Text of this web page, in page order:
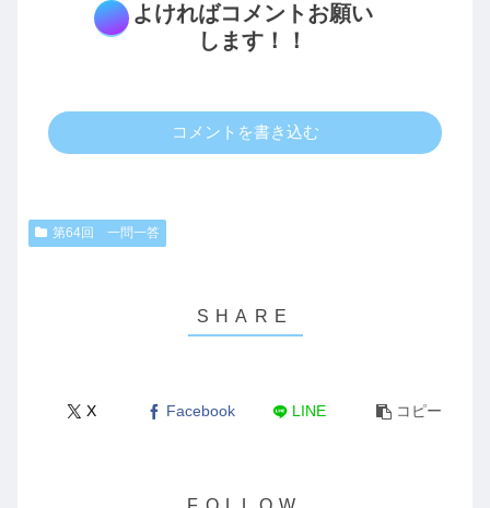
よければコメントお願い
します！！
コメントを書き込む
第64回 一問一答
X Facebook LINE コピー